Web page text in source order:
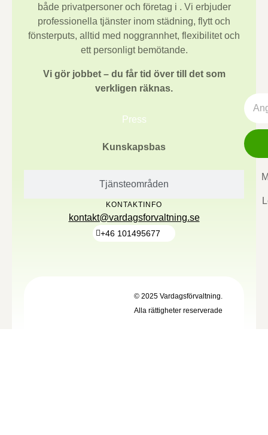
både privatpersoner och företag i . Vi erbjuder
professionella tjänster inom städning, flytt och
fönsterputs, alltid med noggrannhet, flexibilitet och
ett personligt bemötande.
Vi gör jobbet – du får tid över till det som
verkligen räknas.
Press
Tjänsteområden
Kunskapsbas
KONTAKTINFO
kontakt@vardagsforvaltning.se
+46 101495677
© 2025 Vardagsförvaltning.
Alla rättigheter reserverade